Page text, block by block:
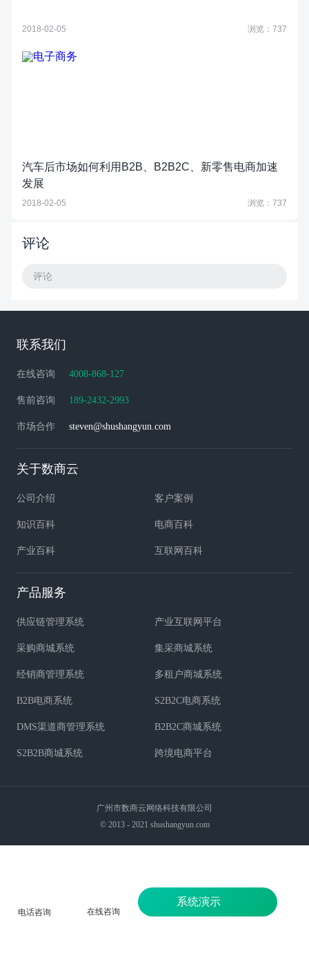
2018-02-05 浏览：737
汽车后市场如何利用B2B、B2B2C、新零售电商加速
发展
2018-02-05 浏览：737
评论
评论
联系我们
在线咨询 4008-868-127
售前咨询 189-2432-2993
市场合作 steven@shushangyun.com
关于数商云
公司介绍 客户案例
知识百科 电商百科
产业百科 互联网百科
产品服务
供应链管理系统 产业互联网平台
采购商城系统 集采商城系统
经销商管理系统 多租户商城系统
B2B电商系统 S2B2C电商系统
DMS渠道商管理系统 B2B2C商城系统
S2B2B商城系统 跨境电商平台
广州市数商云网络科技有限公司
© 2013 - 2021 shushangyun.com
电话咨询 在线咨询
系统演示